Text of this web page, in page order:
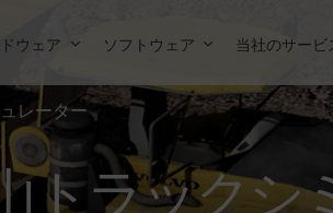
ウェア ソフトウェア 当社のサービ
レーター
トラックシ